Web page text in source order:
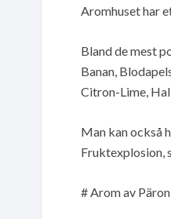
Aromhuset har
Bland de mest
Banan,
Citron-Lime,
Man kan också
Fruktexplosion,
# Arom av